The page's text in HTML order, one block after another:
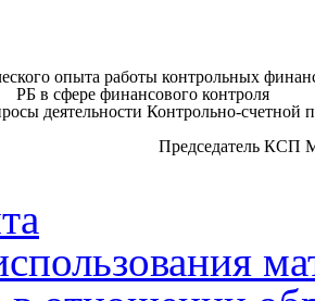
опыта работы контрольных
РБ в сфере финансового контроля
деятельности Контрольно-счетной
Председатель КСП